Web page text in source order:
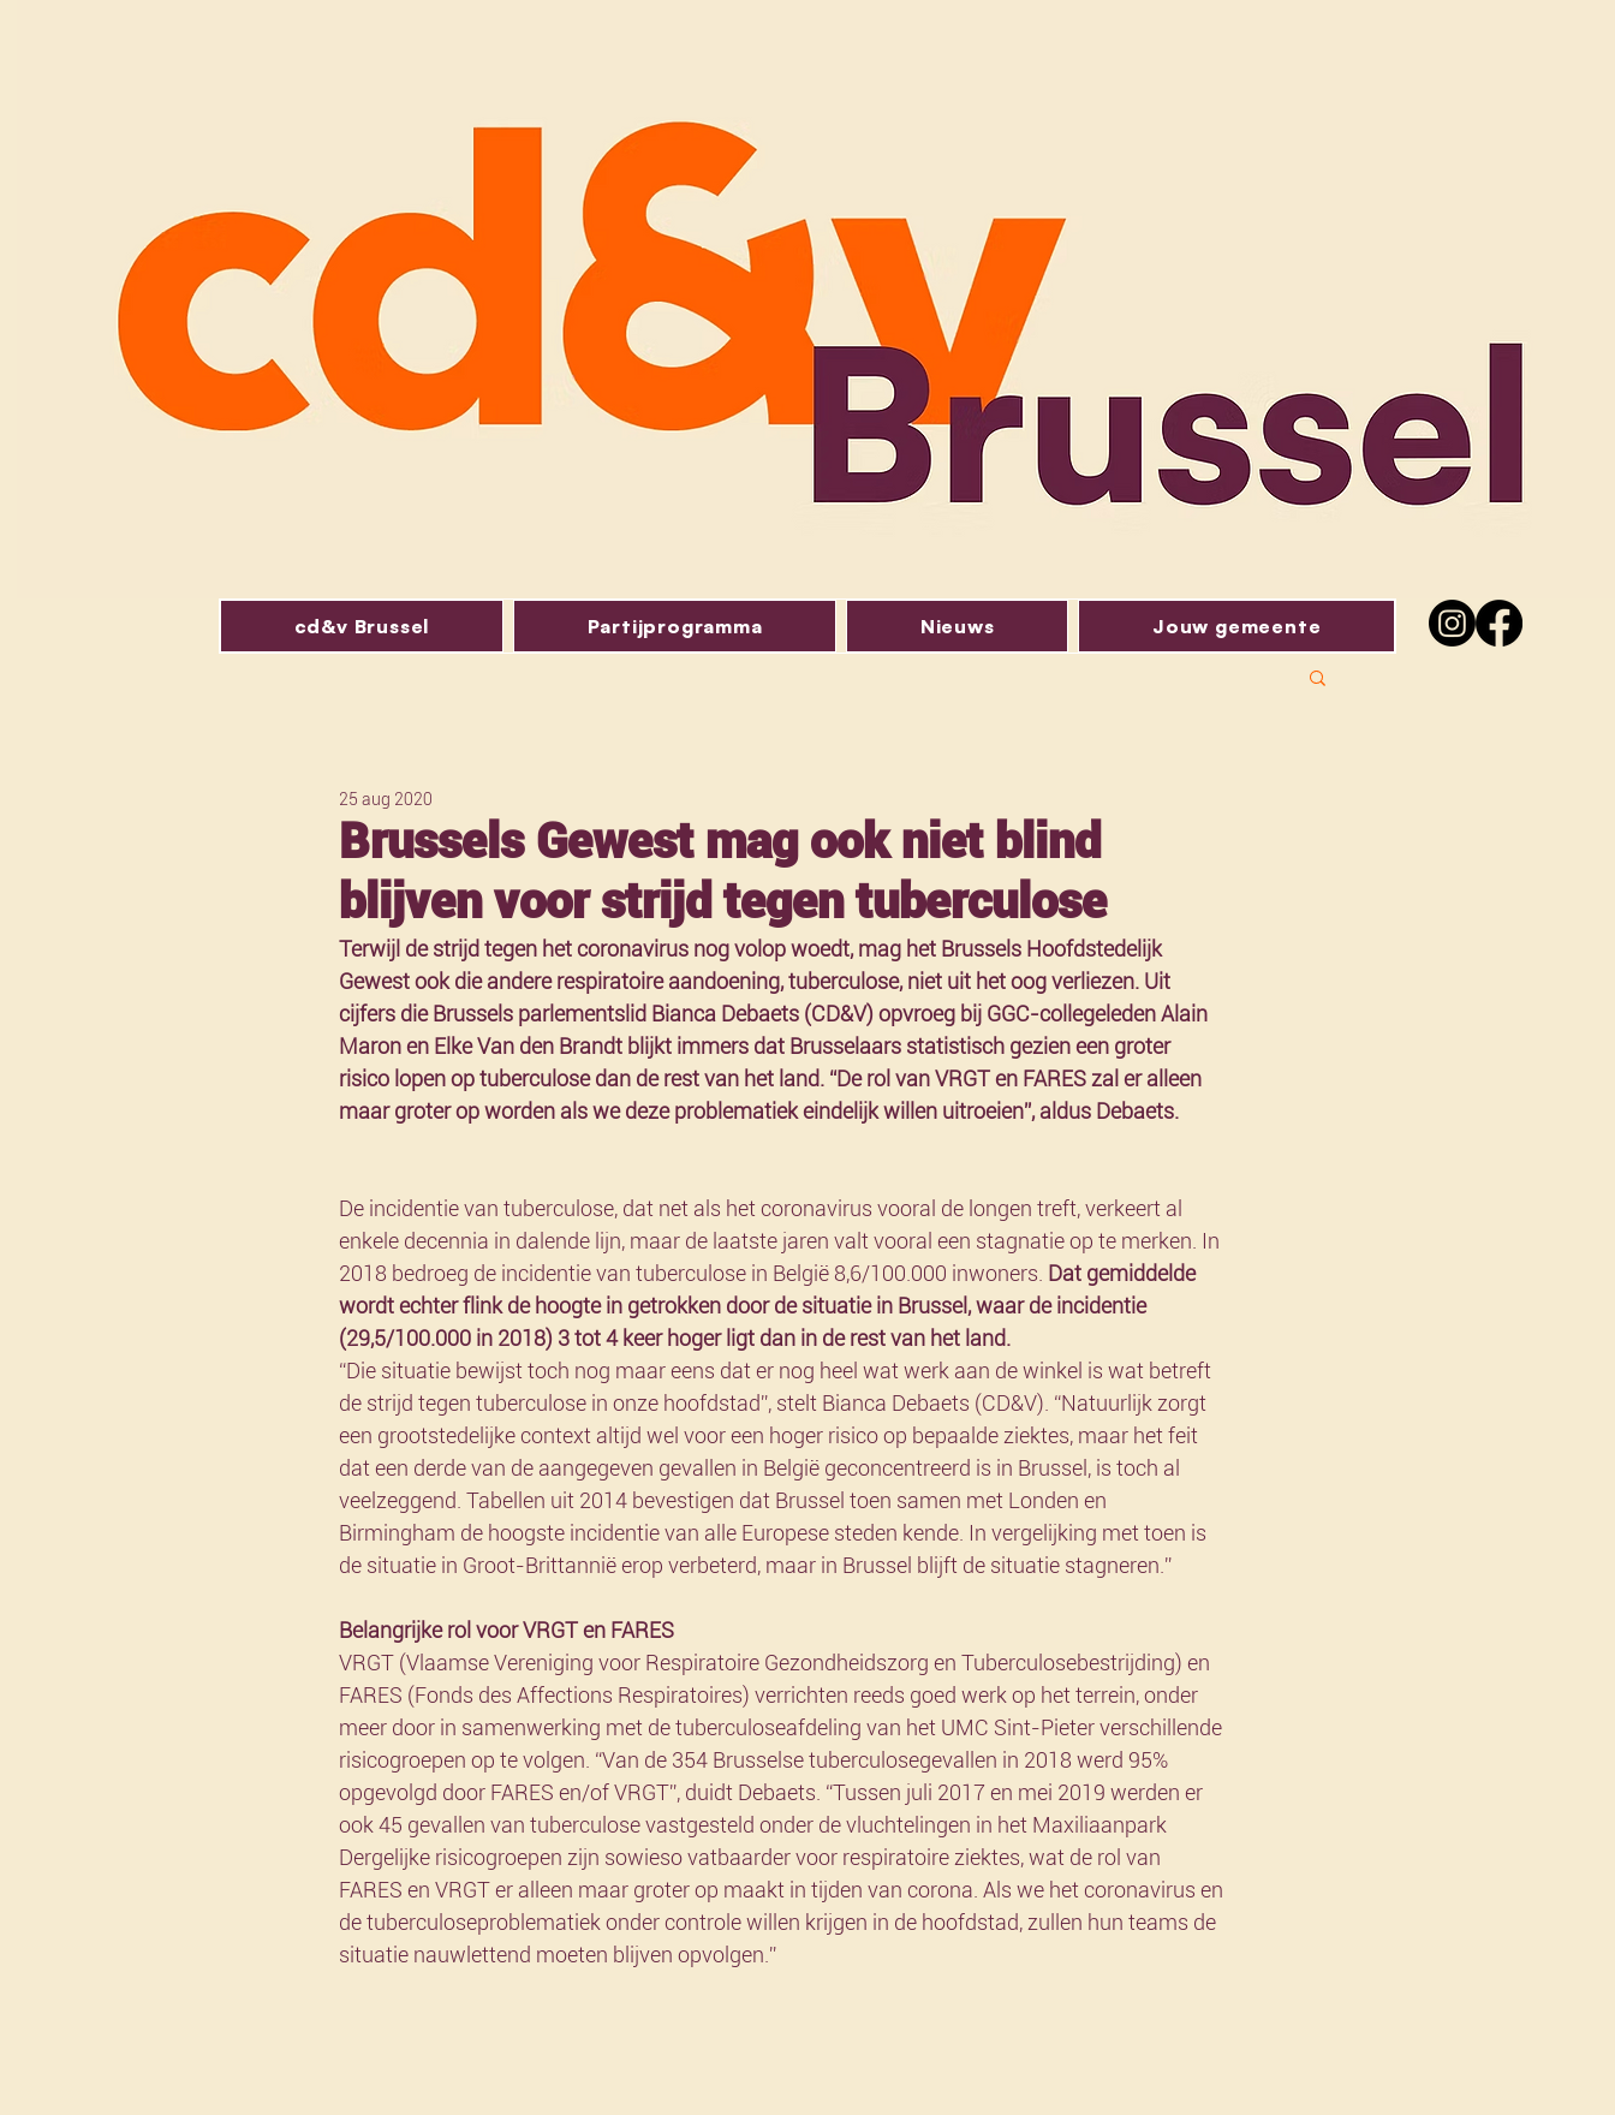
cd&v Brussel Partijprogramma Nieuws Jouw gemeente
Brussels Gewest mag ook niet blind
blijven voor strijd tegen tuberculose
25 aug 2020
Terwijl de strijd tegen het coronavirus nog volop woedt, mag het Brussels Hoofdstedelijk
Gewest ook die andere respiratoire aandoening, tuberculose, niet uit het oog verliezen. Uit
cijfers die Brussels parlementslid Bianca Debaets (CD&V) opvroeg bij GGC-collegeleden Alain
Maron en Elke Van den Brandt blijkt immers dat Brusselaars statistisch gezien een groter
risico lopen op tuberculose dan de rest van het land. “De rol van VRGT en FARES zal er alleen
maar groter op worden als we deze problematiek eindelijk willen uitroeien”, aldus Debaets.
De incidentie van tuberculose, dat net als het coronavirus vooral de longen treft, verkeert al
enkele decennia in dalende lijn, maar de laatste jaren valt vooral een stagnatie op te merken. In
2018 bedroeg de incidentie van tuberculose in België 8,6/100.000 inwoners. Dat gemiddelde
wordt echter flink de hoogte in getrokken door de situatie in Brussel, waar de incidentie
(29,5/100.000 in 2018) 3 tot 4 keer hoger ligt dan in de rest van het land.
“Die situatie bewijst toch nog maar eens dat er nog heel wat werk aan de winkel is wat betreft
de strijd tegen tuberculose in onze hoofdstad”, stelt Bianca Debaets (CD&V). “Natuurlijk zorgt
een grootstedelijke context altijd wel voor een hoger risico op bepaalde ziektes, maar het feit
dat een derde van de aangegeven gevallen in België geconcentreerd is in Brussel, is toch al
veelzeggend. Tabellen uit 2014 bevestigen dat Brussel toen samen met Londen en
Birmingham de hoogste incidentie van alle Europese steden kende. In vergelijking met toen is
de situatie in Groot-Brittannië erop verbeterd, maar in Brussel blijft de situatie stagneren.”
Belangrijke rol voor VRGT en FARES
VRGT (Vlaamse Vereniging voor Respiratoire Gezondheidszorg en Tuberculosebestrijding) en
FARES (Fonds des Affections Respiratoires) verrichten reeds goed werk op het terrein, onder
meer door in samenwerking met de tuberculoseafdeling van het UMC Sint-Pieter verschillende
risicogroepen op te volgen. “Van de 354 Brusselse tuberculosegevallen in 2018 werd 95%
opgevolgd door FARES en/of VRGT”, duidt Debaets. “Tussen juli 2017 en mei 2019 werden er
ook 45 gevallen van tuberculose vastgesteld onder de vluchtelingen in het Maxiliaanpark
Dergelijke risicogroepen zijn sowieso vatbaarder voor respiratoire ziektes, wat de rol van
FARES en VRGT er alleen maar groter op maakt in tijden van corona. Als we het coronavirus en
de tuberculoseproblematiek onder controle willen krijgen in de hoofdstad, zullen hun teams de
situatie nauwlettend moeten blijven opvolgen.”